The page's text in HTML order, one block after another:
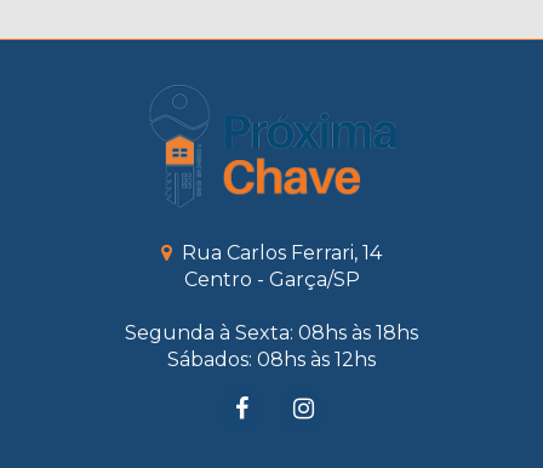
Rua Carlos Ferrari, 14
Centro - Garça/SP
Segunda à Sexta: 08hs às 18hs
Sábados: 08hs às 12hs